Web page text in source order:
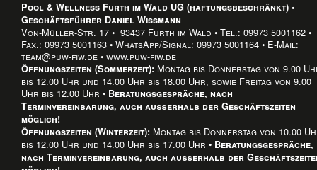
Pool & Wellness Furth im Wald UG (haftungsbeschränkt) •
Geschäftsführer Daniel Wissmann
Von-Müller-Str. 17 • 93437 Furth im Wald • Tel.: 09973 5001162 •
Fax.: 09973 5001163 • WhatsApp/Signal: 09973 5001164 • E-Mail:
team@puw-fiw.de • www.puw-fiw.de
Öffnungszeiten (Sommerzeit): Montag bis Donnerstag von 9.00
bis 12.00 Uhr und 14.00 Uhr bis 18.00 Uhr, sowie Freitag von 9.00
Uhr bis 12.00 Uhr • Beratungsgespräche, nach
Terminvereinbarung, auch außerhalb der Geschäftszeiten
möglich!
Öffnungszeiten (Winterzeit): Montag bis Donnerstag von 10.00
bis 12.00 Uhr und 14.00 Uhr bis 17.00 Uhr • Beratungsgespräche,
nach Terminvereinbarung, auch außerhalb der